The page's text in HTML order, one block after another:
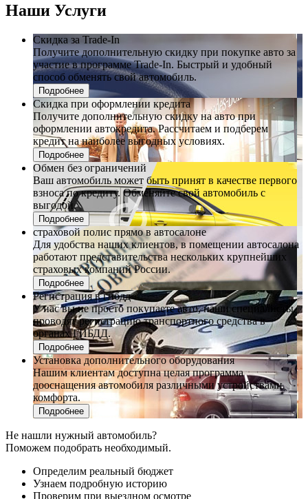
Наши Услуги
Скидка за Trade-In
Получите дополнительную скидку при покупке авто за
участие в программе Trade-In. Быстрый и удобный
способ обменять свой автомобиль.
Подробнее
Скидка при оформлении кредита
Получите дополнительную скидку на авто при
оформлении автокредита. Рассчитаем и подберем
кредит на наиболее выгодных условиях.
Подробнее
Обмен без ограничений
Ваш автомобиль может быть принят в качестве первого
взноса по кредиту. Обменяйте свой автомобиль с
выгодой.
Подробнее
страховой полис прямо в автосалоне
Для удобства наших клиентов, в помещении автосалона
работают представительства нескольких крупнейших
страховых компаний России.
Подробнее
Регистрация в гибдд
У нас вы не просто покупаете авто, наши специалисты
проводят регистрацию транспортного средства в
органах ГИБДД.
Подробнее
Установка дополнительного оборудования
Нашим клиентам доступна целая программа
дооснащения автомобиля различными устройствами
комфорта.
Подробнее
Не нашли нужный автомобиль?
Поможем подобрать необходимый.
Определим реальный бюджет
Узнаем подробную историю
Проверим при выездном осмотре